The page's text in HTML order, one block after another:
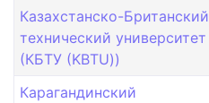
Казахстанско-Британский
технический университет
(КБТУ (KBTU))
Карагандинский